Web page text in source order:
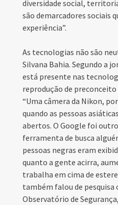
diversidade social,
são demarcadores sociais
experiência”.
As tecnologias não são
Silvana Bahia. Segundo a
está presente nas
reprodução de
“Uma câmera da Nikon,
quando as pessoas
abertos. O Google foi
ferramenta de busca
pessoas negras eram
quanto a gente acirra,
trabalha em cima de
também falou de pesquisa
Observatório de